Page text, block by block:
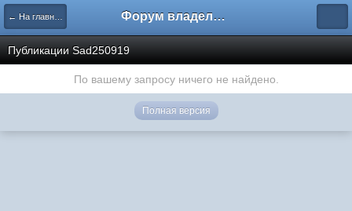
← На главную Форум владельцев интернет-магазинов
Публикации Sad250919
По вашему запросу ничего не найдено.
Полная версия